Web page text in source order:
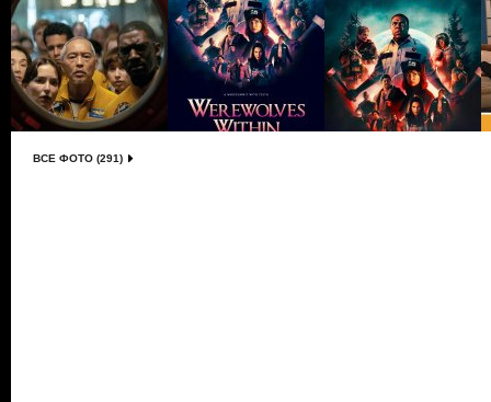
ВСЕ ФОТО (291)